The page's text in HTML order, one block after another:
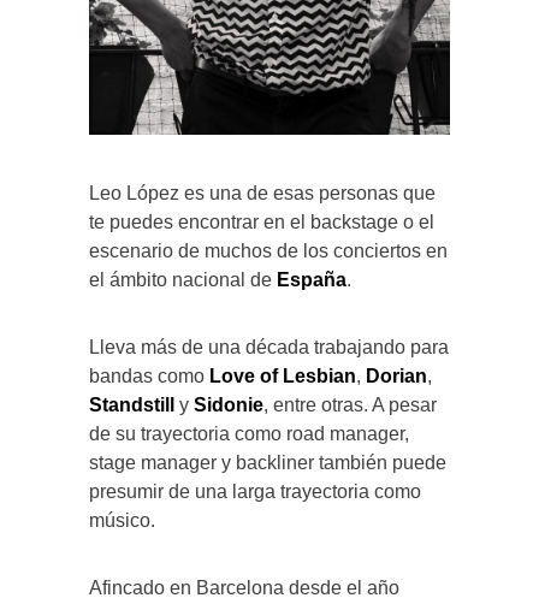
Leo López es una de esas personas que
te puedes encontrar en el backstage o el
escenario de muchos de los conciertos en
el ámbito nacional de España.
Lleva más de una década trabajando para
bandas como Love of Lesbian, Dorian,
Standstill
y Sidonie, entre otras. A pesar
de su trayectoria como road manager,
stage manager y backliner también puede
presumir de una larga trayectoria como
músico.
Afincado en Barcelona desde el año